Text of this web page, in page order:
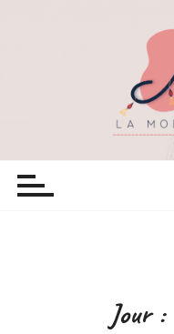
Mimiegilles
Jour :